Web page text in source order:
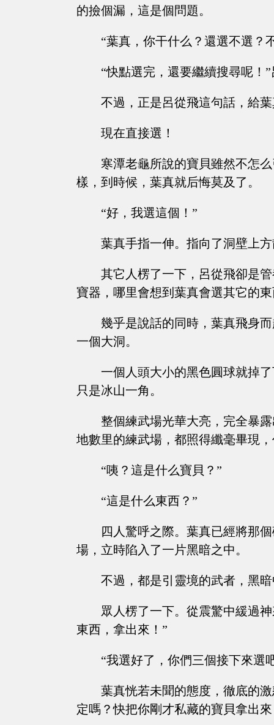
的撿個漏，這是個問題。
“葉真，你干什么？還選不選？
“快點選完，還要繼續搜尋呢！
不過，正是呂從飛這句話，給
現在直接選！
寒潭老龜所說的寶貝雖然不怎
樣，到時候，葉真就后悔莫及了。
“好，我選這個！”
葉真手指一伸。指向了洞壁上
其它人楞了一下，呂從飛卻是
寶器，哪里會想到葉真會選其它的
幾乎是說話的同時，葉真飛身
一個大洞。
一個人頭大小的黑色圓球就掉
只是冰山一角。
整個練武場光華大亮，完全暴
地數里的練武場，都照得纖毫畢現
“咦？這是什么寶貝？”
“這是什么東西？”
四人驚呼之際。葉真已經將那
場，立時陷入了一片黑暗之中。
不過，都是引靈境的武者，黑
眾人楞了一下。從震驚中緩過
東西，拿出來！”
“我選好了，你們三個接下來選
葉真恍若未聞的態度，徹底的
定嗎？快把你剛才私藏的寶貝拿出來